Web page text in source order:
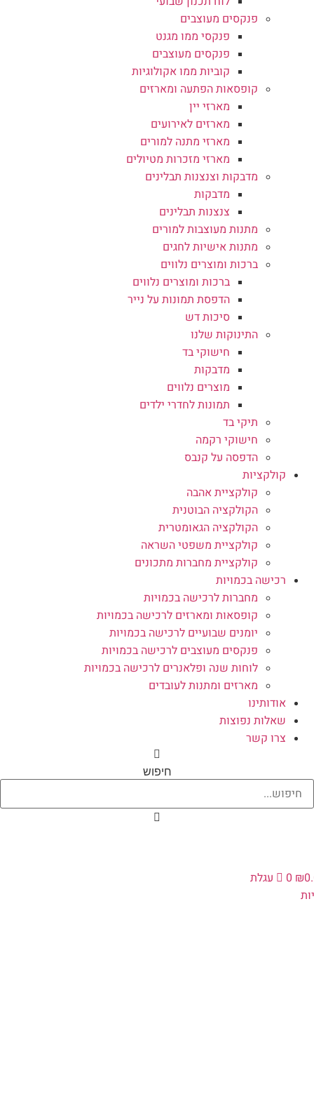
פנקסים מעוצבים
פנקסי ממו מגנט
פנקסים מעוצבים
קוביות ממו אקולוגיות
קופסאות הפתעה ומארזים
מארזי יין
מארזים לאירועים
מארזי מתנה למורים
מארזי מזכרות מטיולים
מדבקות וצנצנות תבלינים
מדבקות
צנצנות תבלינים
מתנות מעוצבות למורים
מתנות אישיות לחגים
ברכות ומוצרים נלווים
ברכות ומוצרים נלווים
הדפסת תמונות על נייר
סיכות דש
התינוקות שלנו
חישוקי בד
מדבקות
מוצרים נלווים
תמונות לחדרי ילדים
תיקי בד
חישוקי רקמה
הדפסה על קנבס
קולקציות
קולקציית אהבה
הקולקציה הבוטנית
הקולקציה הגאומטרית
קולקציית משפטי השראה
קולקציית מחברות מתכונים
רכישה בכמויות
מחברות לרכישה בכמויות
קופסאות ומארזים לרכישה בכמויות
יומנים שבועיים לרכישה בכמויות
פנקסים מעוצבים לרכישה בכמויות
לוחות שנה ופלאנרים לרכישה בכמויות
מארזים ומתנות לעובדים
אודותינו
שאלות נפוצות
צרו קשר
חיפוש
₪
0
עגלת